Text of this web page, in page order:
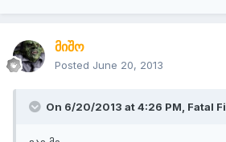
მიშო
Posted June 20, 2013
On 6/20/2013 at 4:26 PM, Fatal